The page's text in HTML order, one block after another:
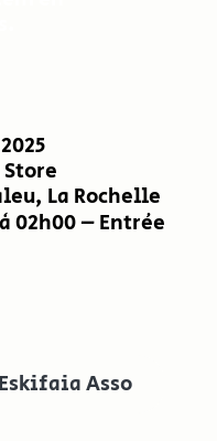
La Rochelle
02h00 – Entrée
Asso